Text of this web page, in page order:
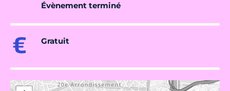
Évènement terminé
Gratuit